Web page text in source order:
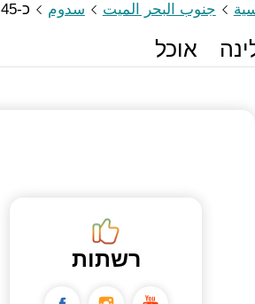
جنوب البحر الميت سدوم כ-45 דקות נסיעה
אוכל
רשתות